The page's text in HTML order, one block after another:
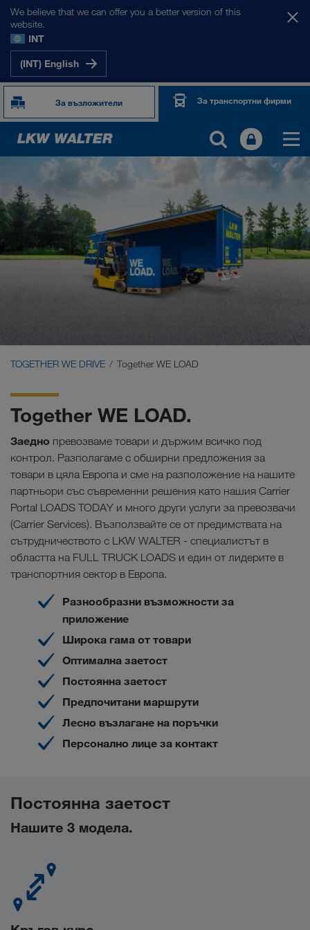
We believe that we can offer you a better version of this
website.
INT
(INT) English
За възложители За транспортни фирми
TOGETHER WE DRIVE
WE LOAD
WE GROW
TOGETHER WE DRIVE Together WE LOAD
Together WE LOAD.
Заедно превозваме товари и държим всичко под
контрол. Разполагаме с обширни предложения за
товари в цяла Европа и сме на разположение на нашите
партньори със съвременни решения като нашия Carrier
Portal LOADS TODAY и много други услуги за превозвачи
(Carrier Services). Възползвайте се от предимствата на
сътрудничеството с LKW WALTER - специалистът в
областта на FULL TRUCK LOADS и един от лидерите в
транспортния сектор в Европа.
Разнообразни възможности за
приложение
Широка гама от товари
Оптимална заетост
Постоянна заетост
Предпочитани маршрути
Лесно възлагане на поръчки
Персонално лице за контакт
Постоянна заетост
Нашите 3 модела.